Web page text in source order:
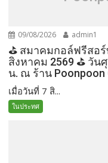
09/08/2026 admin1
⛳️ สมาคมกอล์ฟรีสอ
สิงหาคม 2569 ⛳️ วัน
น. ณ ร้าน Poonpoon
เมื่อวันที่ 7 สิ...
ในประทศ